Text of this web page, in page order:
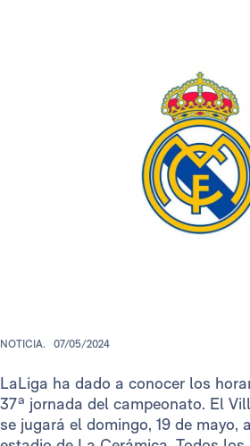
NOTICIA. 07/05/2024
LaLiga ha dado a conocer los
37ª jornada del campeonato. El
se jugará el domingo, 19 de mayo,